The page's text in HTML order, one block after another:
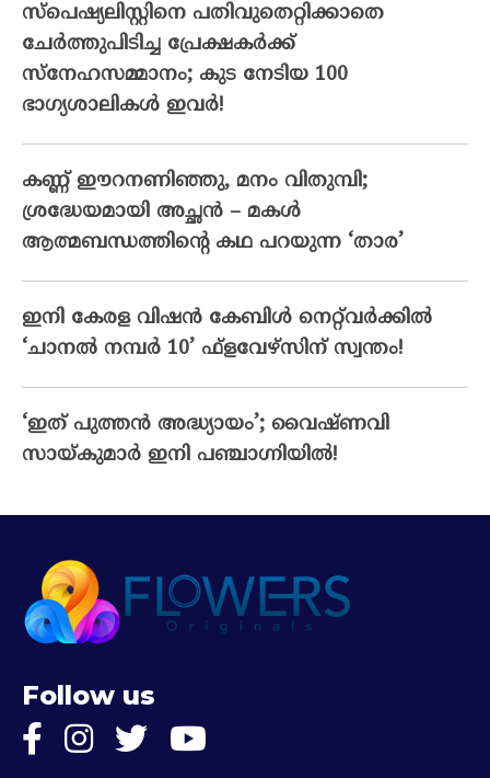
സ്‌പെഷ്യലിസ്റ്റിനെ പതിവുതെറ്റിക്കാതെ
ചേര്‍ത്തുപിടിച്ച പ്രേക്ഷകര്‍ക്ക്
സ്‌നേഹസമ്മാനം; കുട നേടിയ 100
ഭാഗ്യശാലികള്‍ ഇവര്‍!
കണ്ണ് ഈറനണിഞ്ഞു, മനം വിതുമ്പി;
ശ്രദ്ധേയമായി അച്ഛൻ – മകൾ
ആത്മബന്ധത്തിന്റെ കഥ പറയുന്ന ‘താര’
ഇനി കേരള വിഷൻ കേബിൾ നെറ്റ്‌വർക്കിൽ
‘ചാനൽ നമ്പർ 10’ ഫ്‌ളവേഴ്‌സിന് സ്വന്തം!
‘ഇത് പുത്തൻ അദ്ധ്യായം’; വൈഷ്‌ണവി
സായ്‌കുമാർ ഇനി പഞ്ചാഗ്നിയിൽ!
Follow us